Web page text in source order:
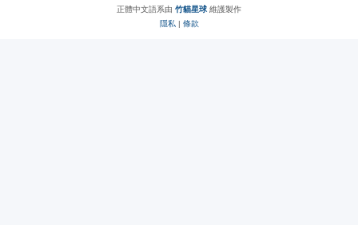
正體中文語系由 竹貓星球 維護製作
隱私 | 條款